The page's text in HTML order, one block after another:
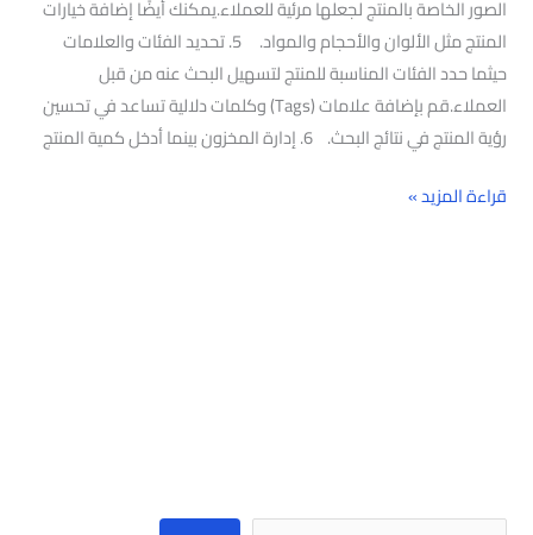
الصور الخاصة بالمنتج لجعلها مرئية للعملاء.يمكنك أيضًا إضافة خيارات
المنتج مثل الألوان والأحجام والمواد. 5. تحديد الفئات والعلامات
حيثما حدد الفئات المناسبة للمنتج لتسهيل البحث عنه من قبل
العملاء.قم بإضافة علامات (Tags) وكلمات دلالية تساعد في تحسين
رؤية المنتج في نتائج البحث. 6. إدارة المخزون بينما أدخل كمية المنتج
قراءة المزيد »